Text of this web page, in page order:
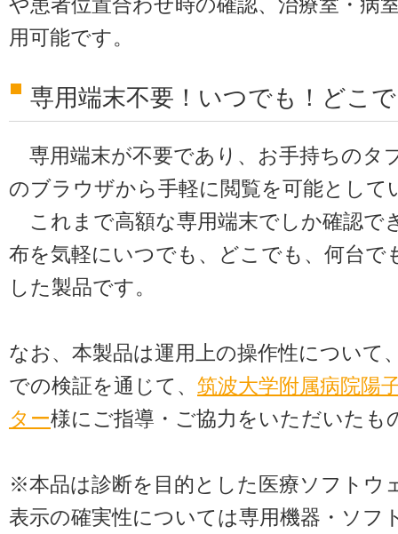
用可能です。
専用端末不要！いつでも！どこ
専用端末が不要であり、お手持ちのタ
のブラウザから手軽に閲覧を可能として
これまで高額な専用端末でしか確認で
布を気軽にいつでも、どこでも、何台で
した製品です。
なお、本製品は運用上の操作性について
での検証を通じて、 筑波大学附属病院陽
ター様にご指導・ご協力をいただいたも
※本品は診断を目的とした医療ソフトウ
表示の確実性については専用機器・ソフ